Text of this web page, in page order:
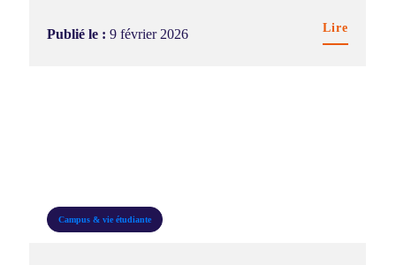
Publié le :9 février 2026 Lire
Campus & vie étudiante